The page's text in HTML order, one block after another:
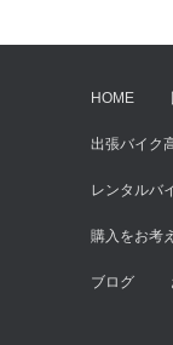
HOME
出張バイク
レンタルバ
購入をお考
ブログ